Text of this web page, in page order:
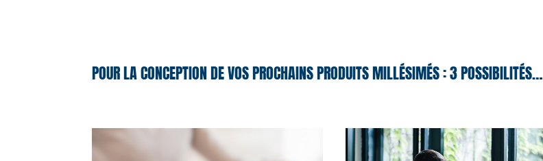
POUR LA CONCEPTION DE VOS PROCHAINS PRODUITS MILLÉSIMÉS : 3 POSSIBILITÉS…